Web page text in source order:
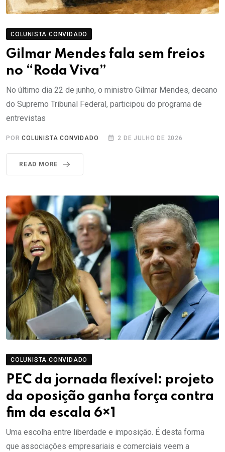
COLUNISTA CONVIDADO
Gilmar Mendes fala sem freios
no “Roda Viva”
No último dia 22 de junho, o ministro Gilmar Mendes, decano
do Supremo Tribunal Federal, participou do programa de
entrevistas
PORCOLUNISTA CONVIDADO 2 DE JULHO DE 2026
READ MORE
COLUNISTA CONVIDADO
PEC da jornada flexível: projeto
da oposição ganha força contra
fim da escala 6×1
Uma escolha entre liberdade e imposição. É desta forma
que associações empresariais e comerciais veem a